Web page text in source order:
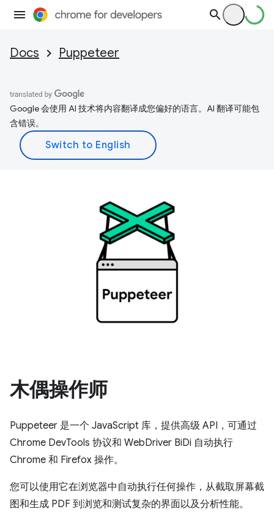
Docs Puppeteer
Google 会使用 AI 技术将内容翻译成您偏好的语言。AI 翻译可能包
含错误。
木偶操作师
Puppeteer 是一个 JavaScript 库，提供高级 API，可通过
Chrome DevTools 协议和 WebDriver BiDi 自动执行
Chrome 和 Firefox 操作。
您可以使用它在浏览器中自动执行任何操作，从截取屏幕截
图和生成 PDF 到浏览和测试复杂的界面以及分析性能。